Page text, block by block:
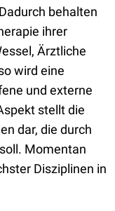
behalten
ihrer
Ärztliche
wird eine
und externe
stellt die
dar, die durch
Momentan
Disziplinen in